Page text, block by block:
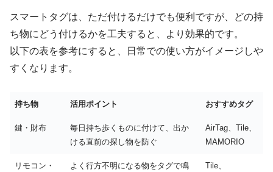
スマートタグは、ただ付けるだけでも便利ですが、どの持
ち物にどう付けるかを工夫すると、より効果的です。
以下の表を参考にすると、日常での使い方がイメージしや
すくなります。
持ち物 活用ポイント おすすめタグ
鍵・財布
毎日持ち歩くものに付けて、出か
ける直前の探し物を防ぐ
AirTag、Tile、
MAMORIO
リモコン・
よく行方不明になる物をタグで鳴
Tile、